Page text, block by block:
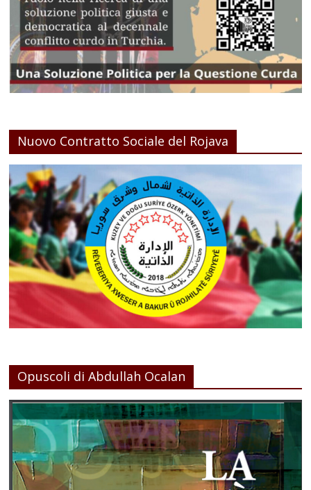
Nuovo Contratto Sociale del Rojava
Opuscoli di Abdullah Ocalan